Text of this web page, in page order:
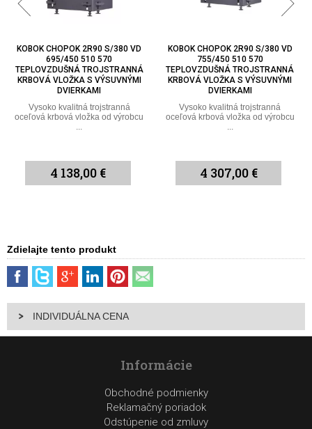
KOBOK CHOPOK 2R90 S/380 VD
695/450 510 570
TEPLOVZDUŠNÁ TROJSTRANNÁ
KRBOVÁ VLOŽKA S VÝSUVNÝMI
DVIERKAMI
Vysoko kvalitná trojstranná
oceľová krbová vložka od výrobcu
...
4 138,00 €
KOBOK CHOPOK 2R90 S/380 VD
755/450 510 570
TEPLOVZDUŠNÁ TROJSTRANNÁ
KRBOVÁ VLOŽKA S VÝSUVNÝMI
DVIERKAMI
Vysoko kvalitná trojstranná
oceľová krbová vložka od výrobcu
...
4 307,00 €
Zdielajte tento produkt
INDIVIDUÁLNA CENA
Informácie
Obchodné podmienky
Reklamačný poriadok
Odstúpenie od zmluvy